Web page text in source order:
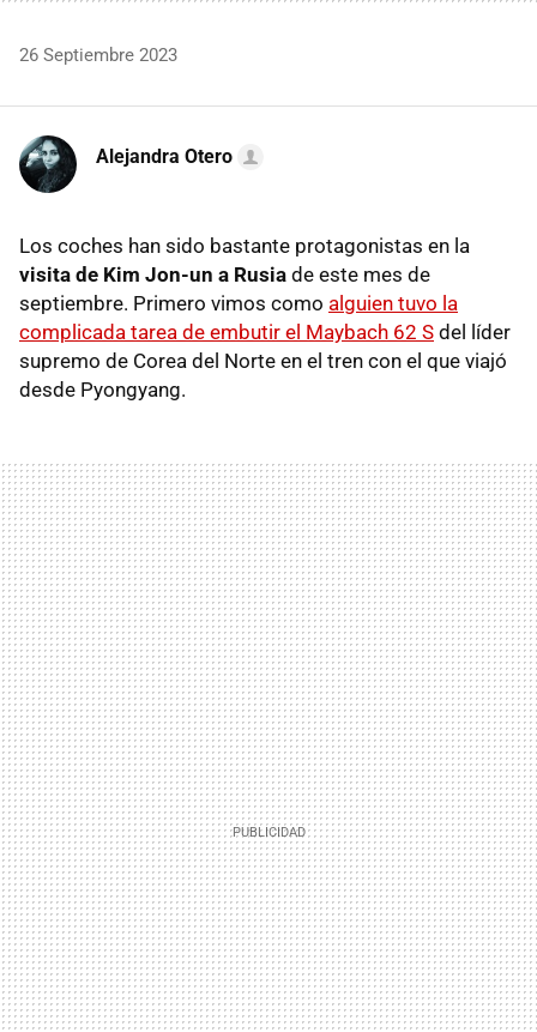
26 Septiembre 2023
Alejandra Otero
Los coches han sido bastante protagonistas en la
visita de Kim Jon-un a Rusia de este mes de
septiembre. Primero vimos como alguien tuvo la
complicada tarea de embutir el Maybach 62 S del líder
supremo de Corea del Norte en el tren con el que viajó
desde Pyongyang.